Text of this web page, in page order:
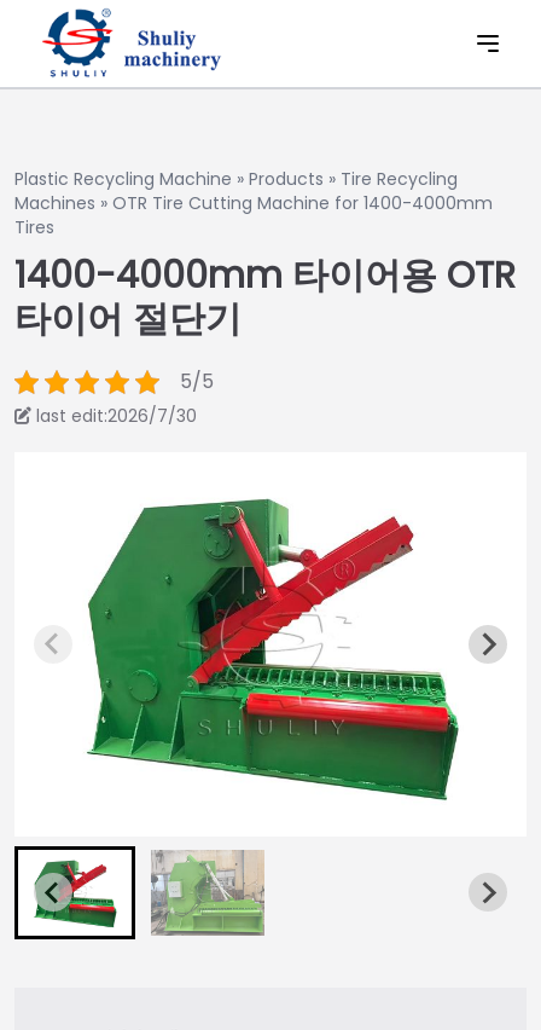
Plastic Recycling Machine » Products » Tire Recycling
Machines » OTR Tire Cutting Machine for 1400-4000mm
Tires
1400-4000mm 타이어용 OTR
타이어 절단기
5/5
last edit:2026/7/30